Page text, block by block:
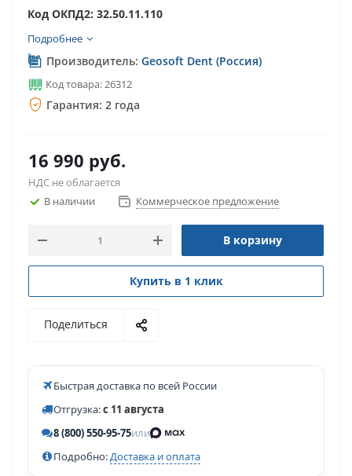
Код ОКПД2: 32.50.11.110
Подробнее
Производитель: Geosoft Dent (Россия)
Код товара: 26312
Гарантия: 2 года
16 990 руб.
НДС не облагается
В наличии
Коммерческое предложение
В корзину
Купить в 1 клик
Поделиться
Быстрая доставка по всей России
Отгрузка:с 11 августа
8 (800) 550-95-75или
Подробно:Доставка и оплата